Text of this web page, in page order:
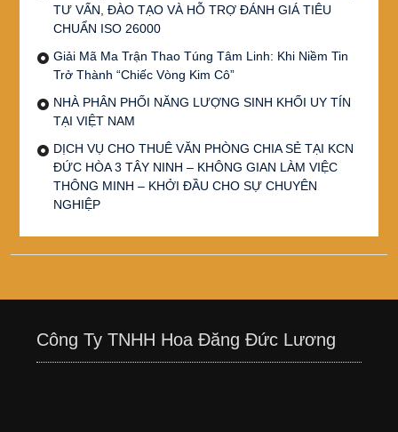
TƯ VẤN, ĐÀO TẠO VÀ HỖ TRỢ ĐÁNH GIÁ TIÊU
CHUẨN ISO 26000
Giải Mã Ma Trận Thao Túng Tâm Linh: Khi Niềm Tin
Trở Thành “Chiếc Vòng Kim Cô”
NHÀ PHÂN PHỐI NĂNG LƯỢNG SINH KHỐI UY TÍN
TẠI VIỆT NAM
DỊCH VỤ CHO THUÊ VĂN PHÒNG CHIA SẺ TẠI KCN
ĐỨC HÒA 3 TÂY NINH – KHÔNG GIAN LÀM VIỆC
THÔNG MINH – KHỞI ĐẦU CHO SỰ CHUYÊN
NGHIỆP
Công Ty TNHH Hoa Đăng Đức Lương